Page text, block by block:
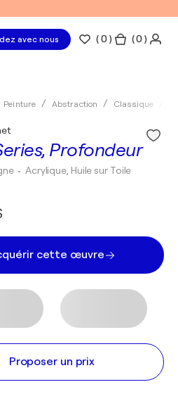
avec nous (0 ) ( 0 )
Peinture Abstraction Classique
Profondeur
• Acrylique, Huile sur Toile
cette œuvre
Proposer un prix